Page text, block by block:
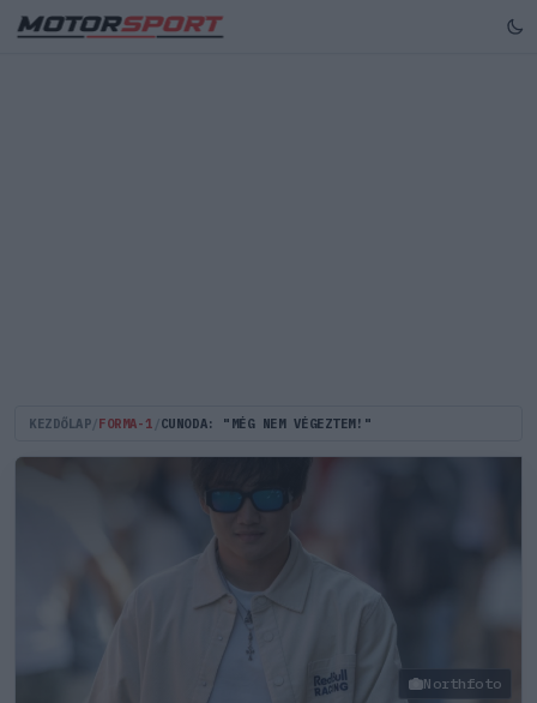
KEZDŐLAP FORMA-1 CUNODA: "MÉG NEM VÉGEZTEM!"
Northfoto